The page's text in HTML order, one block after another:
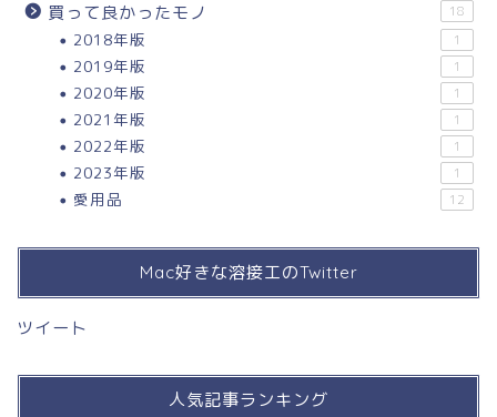
買って良かったモノ 18
2018年版 1
2019年版 1
2020年版 1
2021年版 1
2022年版 1
2023年版 1
愛用品 12
Mac好きな溶接工のTwitter
ツイート
人気記事ランキング